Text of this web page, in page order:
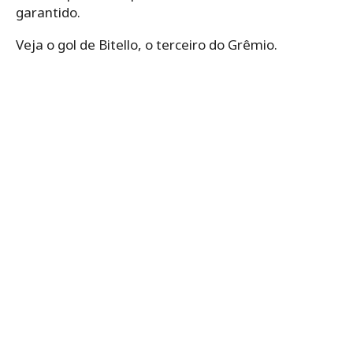
garantido.
Veja o gol de Bitello, o terceiro do Grêmio.